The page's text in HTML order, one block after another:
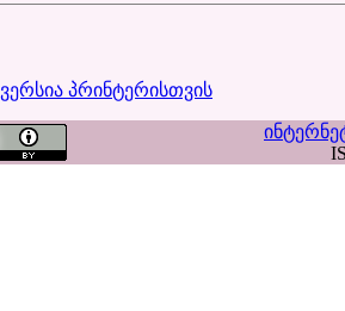
ვერსია პრინტერისთვის